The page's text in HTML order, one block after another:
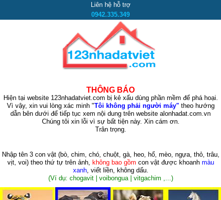
Liên hệ hỗ trợ
0942.335.349
THÔNG BÁO
Hiện tại website 123nhadatviet.com bị kẻ xấu dùng phần mềm để phá hoại.
Vì vậy, xin vui lòng xác minh "Tôi không phải người máy"theo hướng
dẫn bên dưới để tiếp tục xem nội dung trên website alonhadat.com.vn
Chúng tôi xin lỗi vì sự bất tiện này. Xin cám ơn.
Trân trọng.
Nhập tên 3 con vật (bò, chim, chó, chuột, gà, heo, hổ, mèo, ngựa, thỏ, trâu,
vịt, voi)theo thứ tự trên ảnh, không bao gồm con vật được khoanh màu
xanh, viết liền, không dấu.
(Ví dụ: chogavit | voibongua | vitgachim ,...)